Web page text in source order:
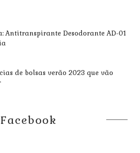
Antitranspirante Desodorante AD-01
de bolsas verão 2023 que vão
Facebook